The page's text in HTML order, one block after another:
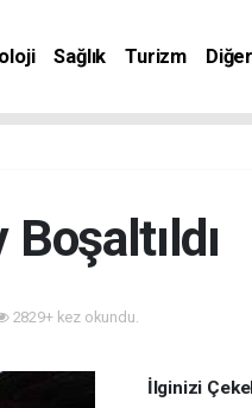
Sağlık Turizm Diğer
Boşaltıldı
2829+ kez okundu.
İlginizi